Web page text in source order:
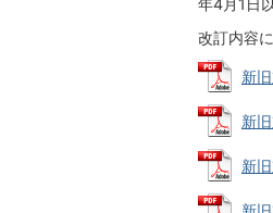
年4月1日
改訂内容
新
新
新